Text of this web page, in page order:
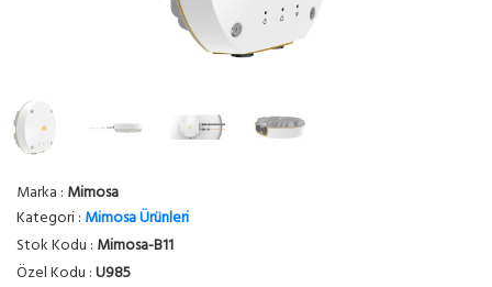
Marka : Mimosa
Kategori : Mimosa Ürünleri
Stok Kodu : Mimosa-B11
Özel Kodu :U985